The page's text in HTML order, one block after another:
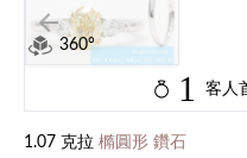
360°
1 客人
1.07 克拉 橢圓形 鑽石